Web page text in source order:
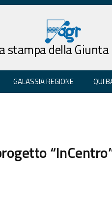
stampa della Giunta
GALASSIA REGIONE QUI